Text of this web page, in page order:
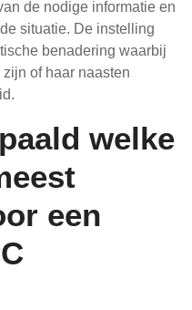
de nodige informatie en
situatie. De instelling
benadering waarbij
of haar naasten
welke
een